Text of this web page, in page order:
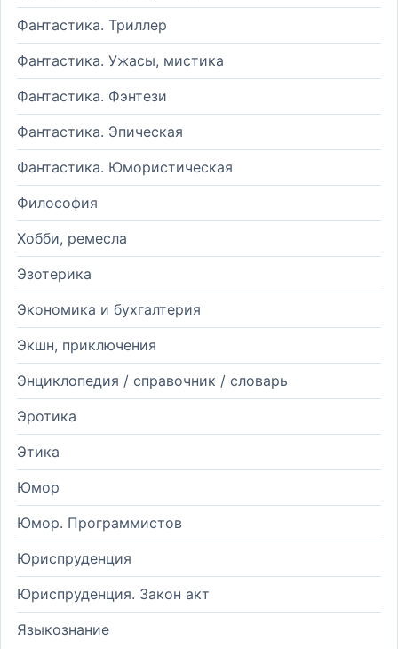
Фантастика. Триллер
Фантастика. Ужасы, мистика
Фантастика. Фэнтези
Фантастика. Эпическая
Фантастика. Юмористическая
Философия
Хобби, ремесла
Эзотерика
Экономика и бухгалтерия
Экшн, приключения
Энциклопедия / справочник / словарь
Эротика
Этика
Юмор
Юмор. Программистов
Юриспруденция
Юриспруденция. Закон акт
Языкознание